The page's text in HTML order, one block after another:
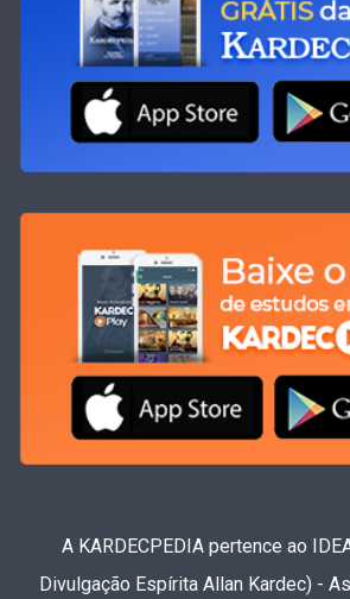
A KARDECPEDIA pertence ao
Divulgação Espírita Allan Kardec) -